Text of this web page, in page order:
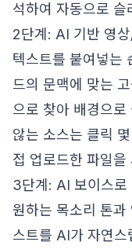
석하여 자동으로 슬
2단계: AI 기반 영
텍스트를 붙여넣는
드의 문맥에 맞는
으로 찾아 배경으로
않는 소스는 클릭
접 업로드한 파일을
3단계: AI 보이스로
원하는 목소리 톤과
스트를 AI가 자연